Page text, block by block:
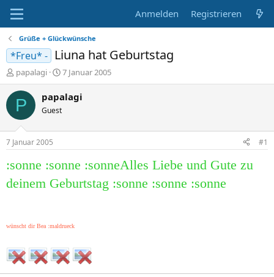
Anmelden Registrieren
Grüße + Glückwünsche
*Freu* - Liuna hat Geburtstag
E
r
s
e
papalagi
E
r
s
t
m
7 Januar 2005
P papalagi
Guest
7 Januar 2005 #1
:sonne :sonne :sonneAlles Liebe und Gute zu
deinem Geburtstag :sonne :sonne :sonne
wünscht dir Bea :maldrueck